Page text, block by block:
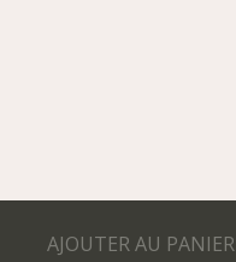
AJOUTER AU PANIER